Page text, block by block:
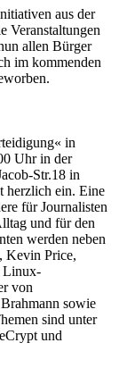
aus der
Veranstaltungen
allen Bürger
im kommenden
in
Uhr in der
Str.18 in
herzlich ein. Eine
für Journalisten
und für den
werden neben
Kevin Price,
Linux-
von
sowie
sind unter
und